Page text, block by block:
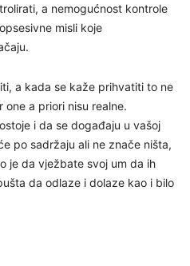
a nemogućnost kontrole
misli koje
a kada se kaže prihvatiti to ne
a priori nisu realne.
i da se događaju u vašoj
po sadržaju ali ne znače ništa,
je da vježbate svoj um da ih
da odlaze i dolaze kao i bilo